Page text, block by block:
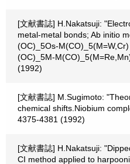
[文献書誌] H.Nakatsuji:
metal-metal bonds; Ab initio
(OC)_5Os-
(OC)_5M-
(1992)
[文献書誌] M.Sugimoto:
chemical shifts.Niobium
4375-4381 (1992)
[文献書誌] H.Nakatsuji:
CI method applied to